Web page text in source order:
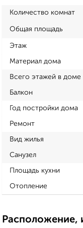
Количество комнат
Общая площадь
Этаж
Материал дома
Всего этажей в доме
Балкон
Год постройки дома
Ремонт
Вид жилья
Санузел
Площадь кухни
Отопление
Расположение,